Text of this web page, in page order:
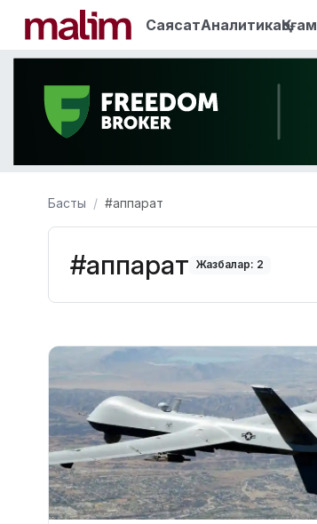
СаясатАналитикаҚоғам
Басты #аппарат
#аппарат Жазбалар: 2